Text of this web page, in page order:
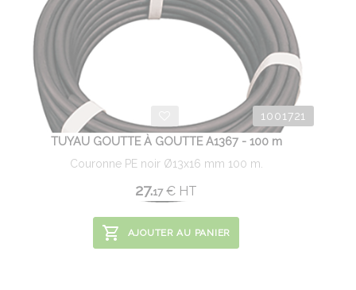
1001721
TUYAU GOUTTE À GOUTTE A1367 - 100 m
Couronne PE noir Ø13x16 mm 100 m.
27.17 € HT
AJOUTER AU PANIER